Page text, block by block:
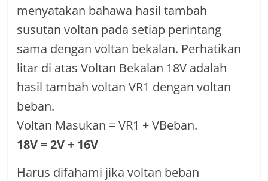
menyatakan bahawa hasil tambah
susutan voltan pada setiap perintang
sama dengan voltan bekalan. Perhatikan
litar di atas Voltan Bekalan 18V adalah
hasil tambah voltan VR1 dengan voltan
beban.
Voltan Masukan = VR1 + VBeban.
18V = 2V + 16V
Harus difahami jika voltan beban